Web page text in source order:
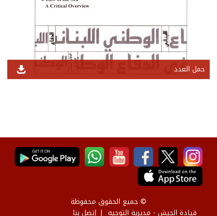
حمل العدد
© جميع الحقوق محفوظة
قيادة الجيش - مديرية التوجيه
إتصل بنا